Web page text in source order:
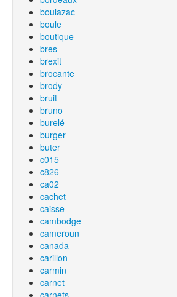
boulazac
boule
boutique
bres
brexit
brocante
brody
bruit
bruno
burelé
burger
buter
c015
c826
ca02
cachet
caisse
cambodge
cameroun
canada
carillon
carmin
carnet